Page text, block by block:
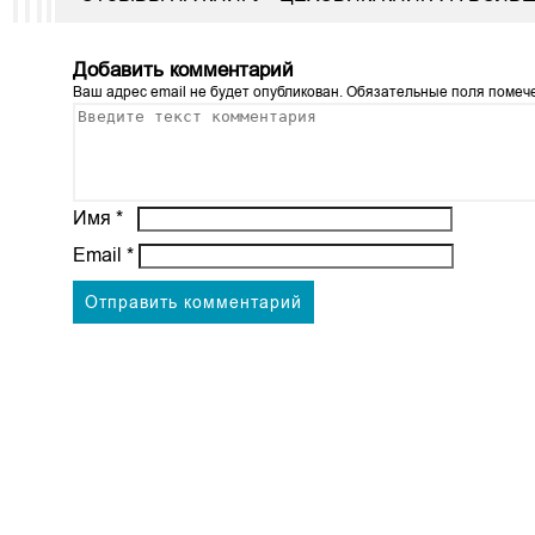
Добавить комментарий
Ваш адрес email не будет опубликован. Обязательные поля
Имя*
Email*